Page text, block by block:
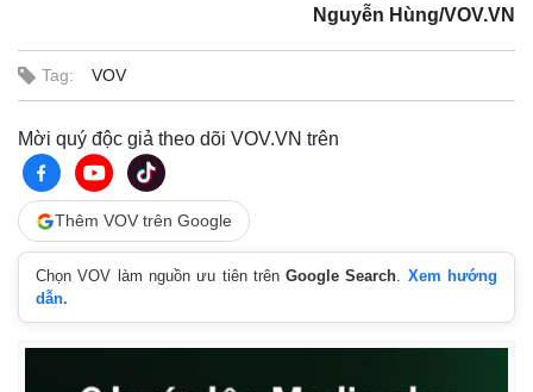
Pháp luật
Vụ án
Tin nóng
Tư vấn luật
Việt Nam
Phân tích
Nguyễn Hùng/VOV.VN
Tag: VOV
Mời quý độc giả theo dõi VOV.VN trên
Thêm VOV trên Google
Chọn VOV làm nguồn ưu tiên trênGoogle Search. Xem hướng
dẫn.